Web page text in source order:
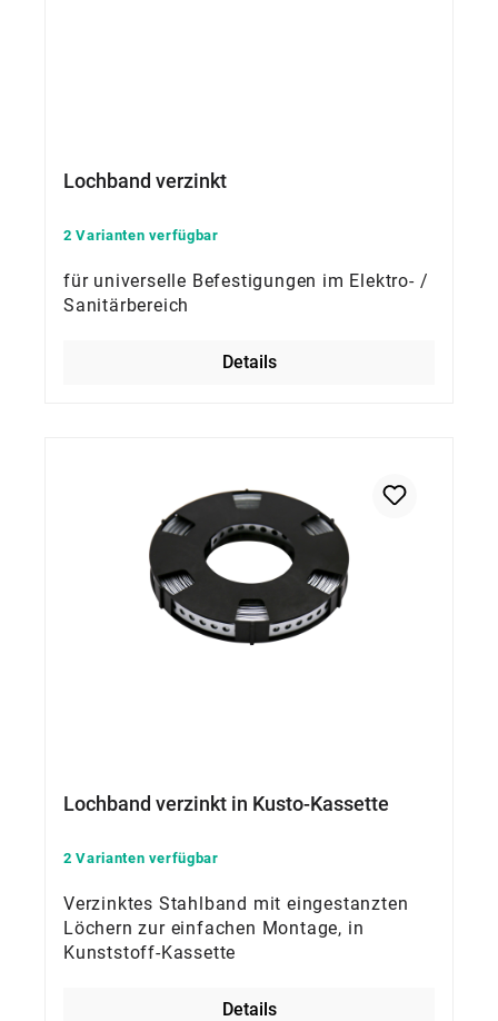
Lochband verzinkt
2 Varianten verfügbar
für universelle Befestigungen im Elektro- /
Sanitärbereich
Details
Lochband verzinkt in Kusto-Kassette
2 Varianten verfügbar
Verzinktes Stahlband mit eingestanzten
Löchern zur einfachen Montage, in
Kunststoff-Kassette
Details